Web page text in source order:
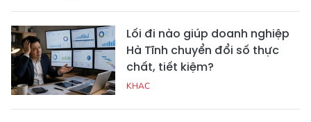
Lối đi nào giúp doanh nghiệp
Hà Tĩnh chuyển đổi số thực
chất, tiết kiệm?
KHAC